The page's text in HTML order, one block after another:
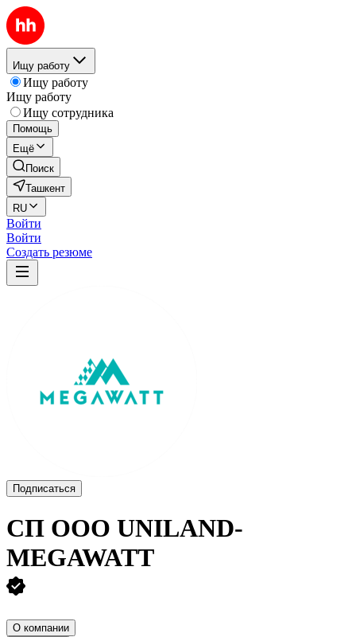
Ищу работу
Ищу работу
Ищу работу
Ищу сотрудника
Помощь
Ещё
Поиск
Ташкент
RU
Войти
Войти
Создать резюме
Подписаться
СП ООО UNILAND-
MEGAWATT
О компании